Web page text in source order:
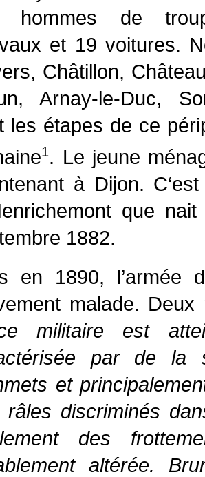
hommes de
et 19 voitures.
Châtillon,
Arnay-le-Duc,
les étapes de ce
1. Le jeune
à Dijon.
que
1882.
en 1890, l’armée
malade.
militaire est
par de la
et
râles discriminés
des
altérée.